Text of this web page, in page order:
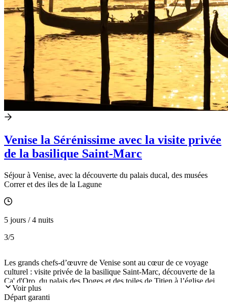
Venise la Sérénissime avec la visite privée
de la basilique Saint-Marc
Séjour à Venise, avec la découverte du palais ducal, des musées
Correr et des iles de la Lagune
5 jours / 4 nuits
3/5
Les grands chefs-d’œuvre de Venise sont au cœur de ce voyage
culturel : visite privée de la basilique Saint-Marc, découverte de la
Ca' d'Oro, du palais des Doges et des toiles de Titien à l’église dei
Frari. Une journée sera également consacrée aux îles de la lagune.
Le séjour s’achèvera au marché du Rialto, haut lieu de la vie
Voir plus
Départ garanti